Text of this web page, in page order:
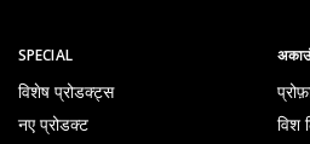
SPECIAL
विशेष प्रोडक्ट्स
नए प्रोडक्ट
विश